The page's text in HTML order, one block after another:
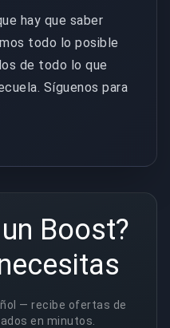
hay que saber
todo lo posible
de todo lo que
Síguenos para
Boost?
— recibe ofertas de
en minutos.